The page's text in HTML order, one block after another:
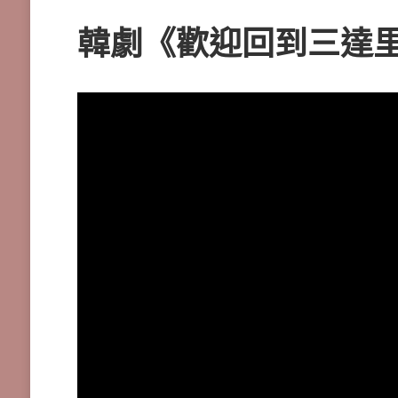
韓劇《歡迎回到三達